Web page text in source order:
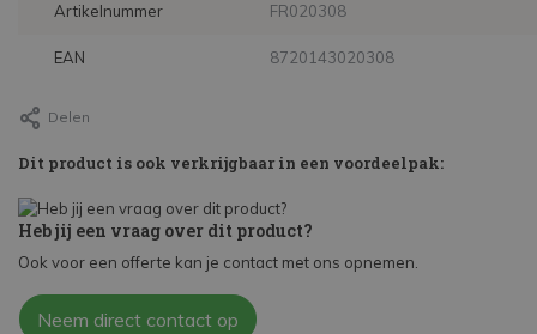
Artikelnummer FR020308
EAN 8720143020308
Delen
Dit product is ook verkrijgbaar in een voordeelpak:
Heb jij een vraag over dit product?
Ook voor een offerte kan je contact met ons opnemen.
Neem direct contact op